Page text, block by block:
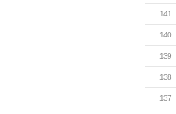
141
140
139
138
137